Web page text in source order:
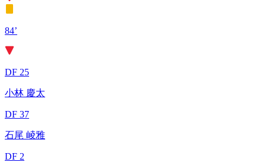
84’
DF 25
小林 慶太
DF 37
石尾 崚雅
DF 2